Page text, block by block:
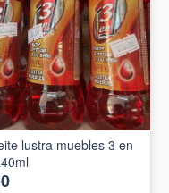
lustra muebles 3 en